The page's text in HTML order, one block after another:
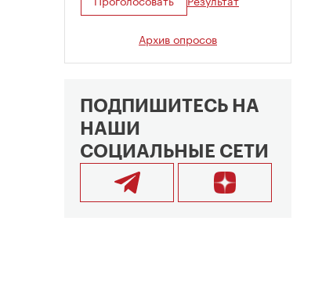
Архив опросов
ПОДПИШИТЕСЬ НА
НАШИ
СОЦИАЛЬНЫЕ СЕТИ